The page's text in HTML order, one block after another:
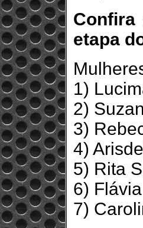
Confira
etapa
1)
2)
3)
4)
5) Rita
6)
7)